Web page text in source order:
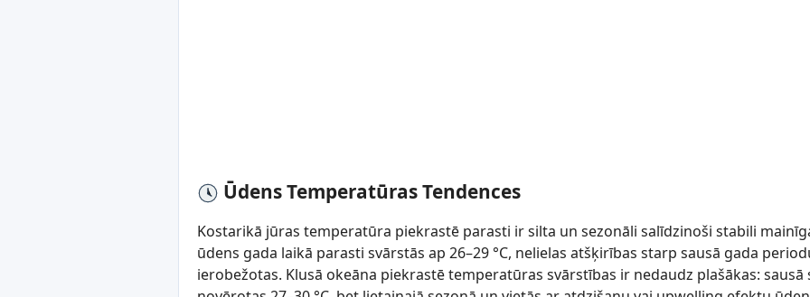
Ūdens Temperatūras Tendences
Kostarikā jūras temperatūra piekrastē parasti ir silta un sezonāli salīdzinoši stabili
ūdens gada laikā parasti svārstās ap 26–29 °C, nelielas atšķirības starp sausā gada
ierobežotas. Klusā okeāna piekrastē temperatūras svārstības ir nedaudz plašākas: sausā